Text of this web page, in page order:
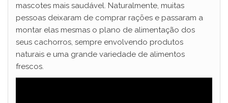
mascotes mais saudável. Naturalmente, muitas
pessoas deixaram de comprar rações e passaram a
montar elas mesmas o plano de alimentação dos
seus cachorros, sempre envolvendo produtos
naturais e uma grande variedade de alimentos
frescos.